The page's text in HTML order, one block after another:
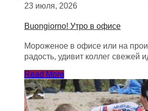
23 июля, 2026
Buongiorno! Утро в офисе
Мороженое в офисе или на
радость, удивит коллег
Read More